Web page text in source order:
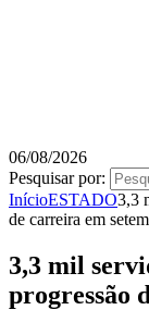
06/08/2026
Pesquisar por:
InícioESTADO3,3
de carreira em
3,3 mil
progressão